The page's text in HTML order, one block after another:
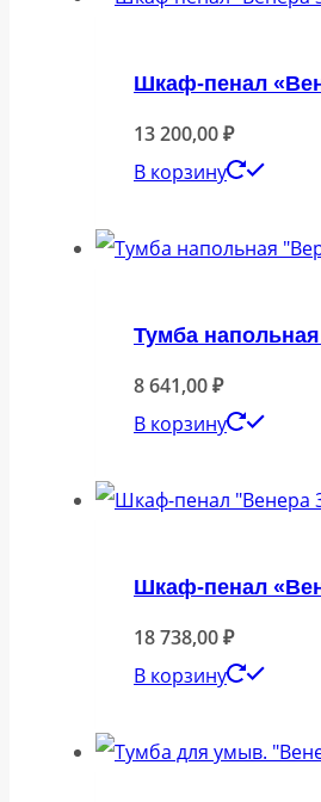
Шкаф-пенал
13 200,00₽
В корзину
Тумба
8 641,00₽
В корзину
Шкаф-пенал
18 738,00₽
В корзину